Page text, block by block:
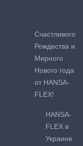
Счастливого
Рождества и
Мирного
Нового года
от HANSA-
FLEX!
HANSA-
FLEX в
Украине